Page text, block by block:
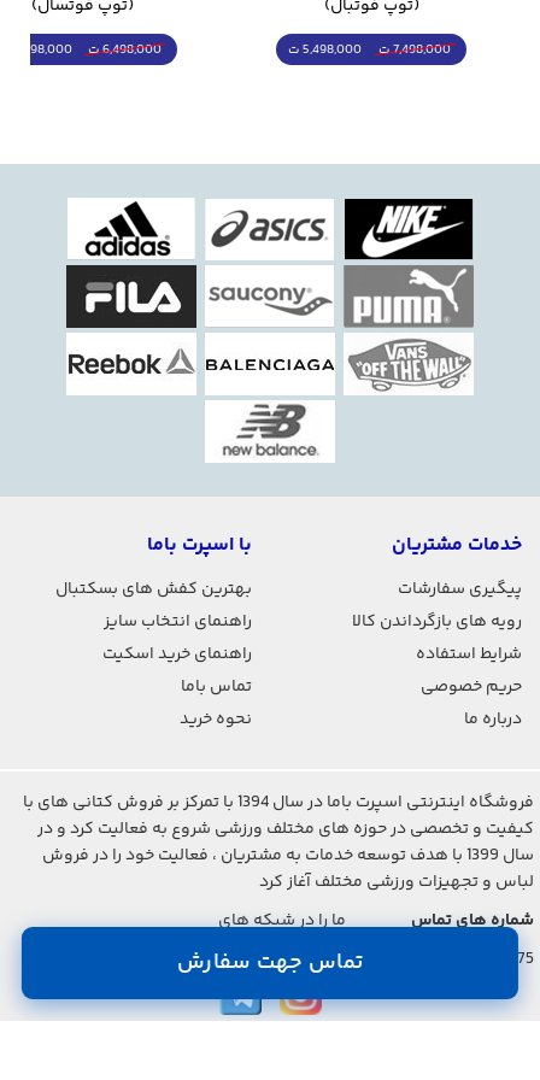
تماس جهت سفارش
(توپ فوتبال)
7,498,000 ت 5,498,000 ت
(توپ فوتسال)
6,498,000 ت 5,298,000 ت
خدمات مشتریان
پیگیری سفارشات
رویه های بازگرداندن کالا
شرایط استفاده
حریم خصوصی
درباره ما
با اسپرت باما
بهترین کفش های بسکتبال
راهنمای انتخاب سایز
راهنمای خرید اسکیت
تماس باما
نحوه خرید
فروشگاه اینترنتی اسپرت باما در سال 1394 با تمرکز بر فروش کتانی های با
کیفیت و تخصصی در حوزه های مختلف ورزشی شروع به فعالیت کرد و در
سال 1399 با هدف توسعه خدمات به مشتریان ، فعالیت خود را در فروش
لباس و تجهیزات ورزشی مختلف آغاز کرد
شماره های تماس
021-2842-7275
ما را در شبکه های
اجتماعی دنبال کنید